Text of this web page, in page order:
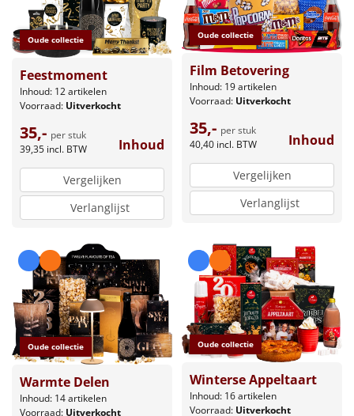
Oude collectie
Feestmoment
Inhoud: 12 artikelen
Voorraad: Uitverkocht
35,- per stuk
39,35 incl. BTW Inhoud
Vergelijken
Verlanglijst
Oude collectie
Film Betovering
Inhoud: 19 artikelen
Voorraad: Uitverkocht
35,- per stuk
40,40 incl. BTW Inhoud
Vergelijken
Verlanglijst
Oude collectie
Warmte Delen
Inhoud: 14 artikelen
Voorraad: Uitverkocht
Oude collectie
Winterse Appeltaart
Inhoud: 16 artikelen
Voorraad: Uitverkocht